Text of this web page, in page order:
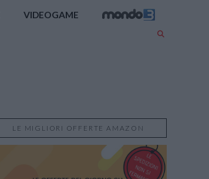
VIDEOGAME
LE MIGLIORI OFFERTE AMAZON